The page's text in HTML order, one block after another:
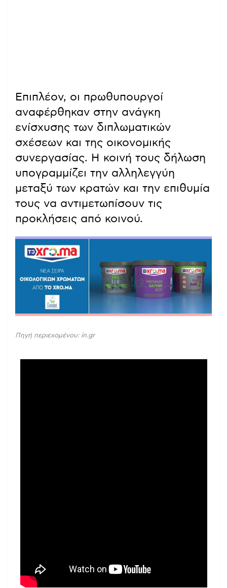
Επιπλέον, οι πρωθυπουργοί
αναφέρθηκαν στην ανάγκη
ενίσχυσης των διπλωματικών
σχέσεων και της οικονομικής
συνεργασίας. Η κοινή τους δήλωση
υπογραμμίζει την αλληλεγγύη
μεταξύ των κρατών και την επιθυμία
τους να αντιμετωπίσουν τις
προκλήσεις από κοινού.
Πηγή περιεχομένου: in.gr